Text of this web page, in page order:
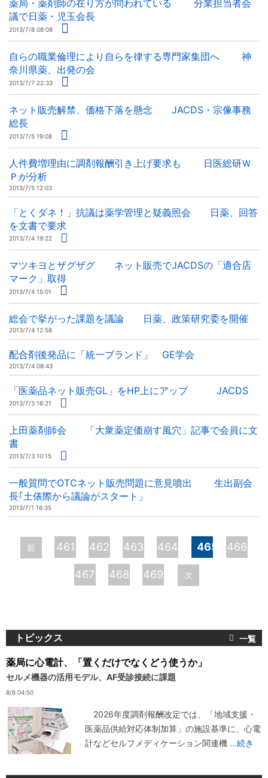
薬局・薬剤師の在り方が問われている 分業担当者会
議で日薬・児玉会長
2013/7/8 08:08
自らの職業倫理により自らを律する専門家集団へ 神
奈川県薬、出発の会
2013/7/7 22:33
ネット販売解禁、価格下落を懸念 JACDS・宗像事務
総長
2013/7/5 19:08
人件費増理由に調剤報酬引き上げ要求も 日医総研Ｗ
Ｐが分析
2013/7/5 12:03
「とくダネ！」抗議は薬学管理と疑義照会 日薬、回答
を文書で要求
2013/7/4 19:22
マツキヨとザグザグ ネット販売でJACDSの「適合店
マーク」取得
2013/7/4 15:01
総会で挙がった課題を議論 日薬、政策研究委を開催
2013/7/4 12:58
配合剤後発品に「統一ブランド」 GE学会
2013/7/4 08:43
「医薬品ネット販売GL」をHP上にアップ JACDS
2013/7/3 16:21
上田薬剤師会 「大衆薬定価崩す風穴」記事で会員に文
書
2013/7/3 10:15
一般質問でOTCネット販売問題に意見噴出 生出副会
長｢土俵際から議論がスタート」
2013/7/1 16:35
ペ
ー
前 461 462 463 464 465 466
467 468 469 次
トピックス
薬局に心電計、「置くだけでなくどう使うか」
セルメ機器の活用モデル、AF受診接続に課題
8/6 04:50
2026年度調剤報酬改定では、「地域支援・
医薬品供給対応体制加算」の施設基準に、心電
計などセルフメディケーション関連機 ...続き